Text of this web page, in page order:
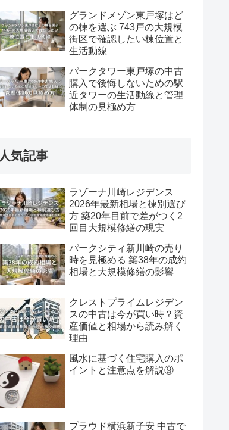
グランドメゾン東戸塚はど
の棟を選ぶ 743戸の大規模
街区で確認したい棟位置と
生活動線
パークタワー東戸塚の中古
購入で後悔しないための駅
近タワーの生活動線と管理
体制の見極め方
人気記事
ラゾーナ川崎レジデンス
2026年最新相場と棟別選び
方 築20年目前で差がつく2
回目大規模修繕の現実
パークシティ新川崎の売り
時を見極める 築38年の成約
相場と大規模修繕の影響
クレストプライムレジデン
スの中古は今が買い時？資
産価値と相場から読み解く
理由
風水に基づく住宅購入のポ
イントと注意点を解説⑨
プラウド横浜新子安 中古で